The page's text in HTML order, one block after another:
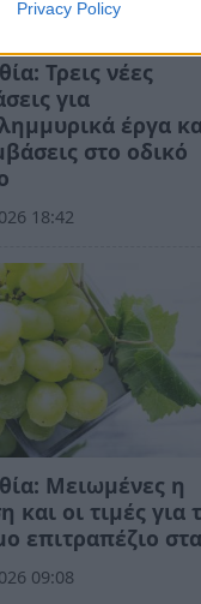
Privacy Policy
Τρεις νέες
για
έργα
στο οδικό
18:42
Μειωμένες η
και οι τιμές για
επιτραπέζιο
09:08